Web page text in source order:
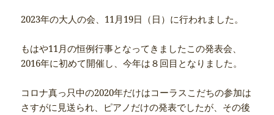
2023年の大人の会、11月19日（日）に行われました。
もはや11月の恒例行事となってきましたこの発表会、
2016年に初めて開催し、今年は８回目となりました。
コロナ真っ只中の2020年だけはコーラスこだちの参加は
さすがに見送られ、ピアノだけの発表でしたが、その後